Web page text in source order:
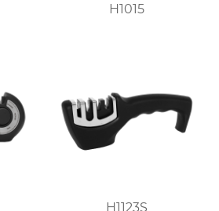
H1015
H1123S